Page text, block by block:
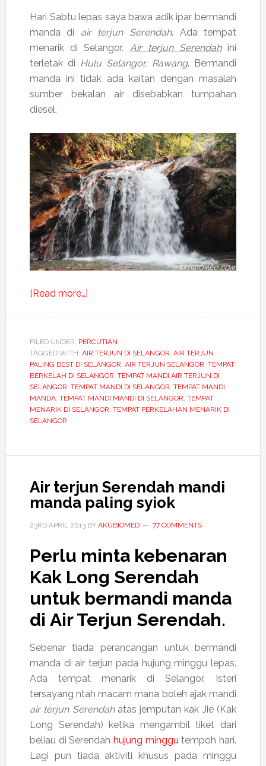
Hari Sabtu lepas saya bawa adik ipar bermandi
manda di air terjun Serendah. Ada tempat
menarik di Selangor. Air terjun Serendahini
terletak di Hulu Selangor, Rawang. Bermandi
manda ini tidak ada kaitan dengan masalah
sumber bekalan air disebabkan tumpahan
diesel.
[Read more…]about
di
air
terjun
Serendah
Hulu
Selangor
FILED UNDER: PERCUTIAN
TAGGED WITH: AIR TERJUN DI SELANGOR AIR TERJUN
PALING BEST DI SELANGOR AIR TERJUN SELANGOR TEMPAT
BERKELAH DI SELANGOR TEMPAT MANDI AIR TERJUN DI
SELANGOR TEMPAT MANDI DI SELANGOR TEMPAT MANDI
MANDA, TEMPAT MANDI MANDI DI SELANGOR TEMPAT
MENARIK DI SELANGOR TEMPAT PERKELAHAN MENARIK DI
SELANGOR
Air terjun Serendah mandi
manda paling syiok
23RD APRIL 2013BY AKUBIOMED 77 COMMENTS
Perlu minta kebenaran
Kak Long Serendah
untuk bermandi manda
di Air Terjun Serendah.
Sebenar tiada perancangan untuk bermandi
manda di air terjun pada hujung minggu lepas.
Ada tempat menarik di Selangor. Isteri
tersayang ntah macam mana boleh ajak mandi
air terjun Serendahatas jemputan kak Jie (Kak
Long Serendah) ketika mengambil tiket dari
beliau di Serendah hujung minggu tempoh hari.
Lagi pun tiada aktiviti khusus pada minggu